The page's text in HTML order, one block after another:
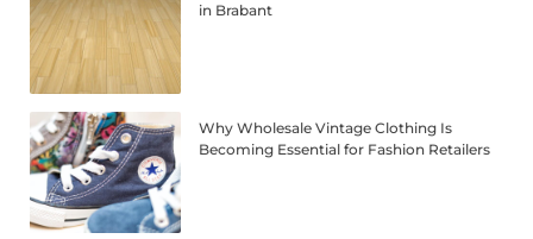
in Brabant
Why Wholesale Vintage Clothing Is
Becoming Essential for Fashion Retailers